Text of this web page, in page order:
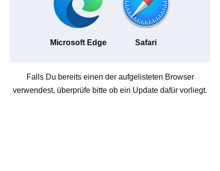
Microsoft Edge Safari
Falls Du bereits einen der aufgelisteten Browser
verwendest, überprüfe bitte ob ein Update dafür vorliegt.